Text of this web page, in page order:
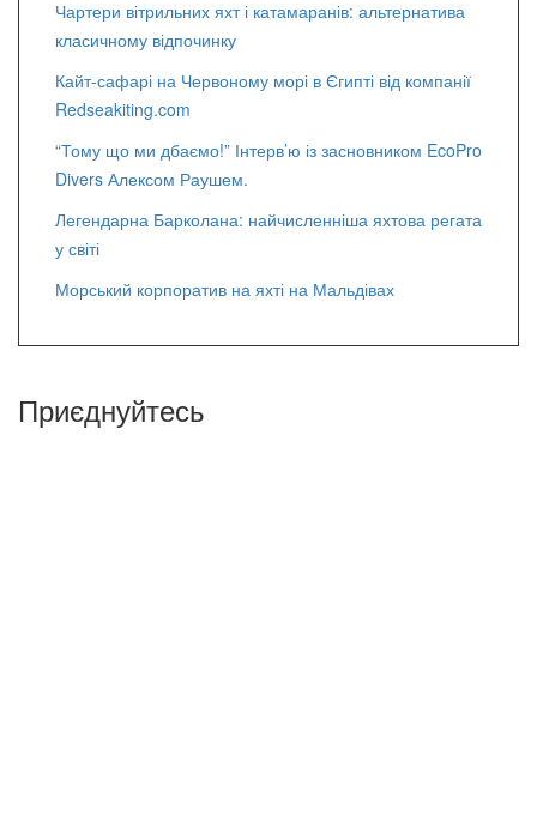
Чартери вітрильних яхт і катамаранів: альтернатива
класичному відпочинку
Кайт-сафарі на Червоному морі в Єгипті від компанії
Redseakiting.com
“Тому що ми дбаємо!” Інтерв’ю із засновником EcoPro
Divers Алексом Раушем.
Легендарна Барколана: найчисленніша яхтова регата
у світі
Морський корпоратив на яхті на Мальдівах
Приєднуйтесь